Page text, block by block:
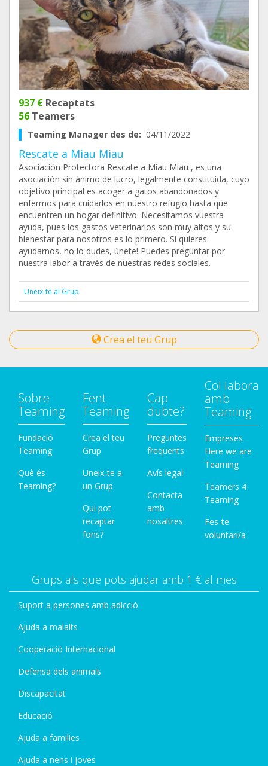
937 € Recaptats
56 Teamers
Teaming Manager des de: 04/11/2022
Rescate a Miau Miau
Asociación Protectora Rescate a Miau Miau , es una
asociación sin ánimo de lucro, legalmente constituida, cuyo
objetivo principal es acoger a gatos abandonados y
enfermos para cuidarlos en nuestro refugio hasta que
encuentren un hogar definitivo. Necesitamos vuestra
ayuda, pues los gastos veterinarios son muy altos y su
bienestar para nosotros es lo primero. Si quieres
ayudarnos, no lo dudes, únete! Puedes preguntar por
nuestra labor a través de nuestras redes sociales.
Uneix-te al Grup
Crea el teu Grup
Sobre
Teaming
Fundació
Teaming
Què és
Teaming?
Fent
Teaming
Crea el teu
Grup
Uneix-te a
un Grup
Qui pot
recaptar
fons?
Cap
dubte?
Preguntes
freqüents
Avís legal
Contacta
amb
nosaltres
Col·labora
amb
Teaming
Empreses
Here we are
Teaming
Teamers 4
Teaming
Fes-te
voluntari/a
Grups als que pots ajudar amb 1 € al mes
Suport a persones amb adicció
Ajuda a malalts
Cooperació Internacional
Defensa dels animals
Discapacitat
Educació
Ajuda a families
Ajuda a nens i joves